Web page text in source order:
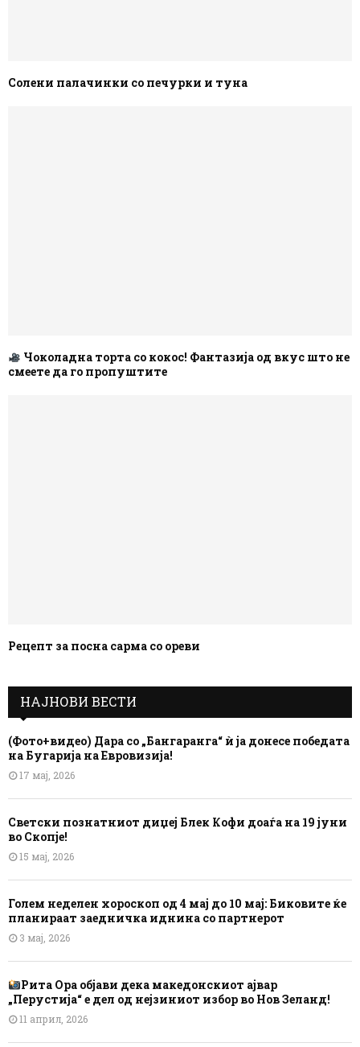
Солени палачинки со печурки и туна
Чоколадна торта со кокос! Фантазија од вкус што не
смеете да го пропуштите
Рецепт за посна сарма со ореви
НАЈНОВИ ВЕСТИ
(Фото+видео) Дара со „Бангаранга“ ѝ ја донесе победата
на Бугарија на Евровизија!
17 мај, 2026
Светски познатниот диџеј Блек Кофи доаѓа на 19 јуни
во Скопје!
15 мај, 2026
Голем неделен хороскоп од 4 мај до 10 мај: Биковите ќе
планираат заедничка иднина со партнерот
3 мај, 2026
Рита Ора објави дека македонскиот ајвар
„Перустија“ е дел од нејзиниот избор во Нов Зеланд!
11 април, 2026